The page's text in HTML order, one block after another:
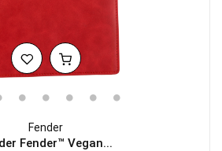
Fender
Fender™ Vegan...